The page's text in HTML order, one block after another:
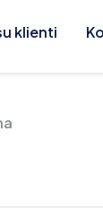
klienti